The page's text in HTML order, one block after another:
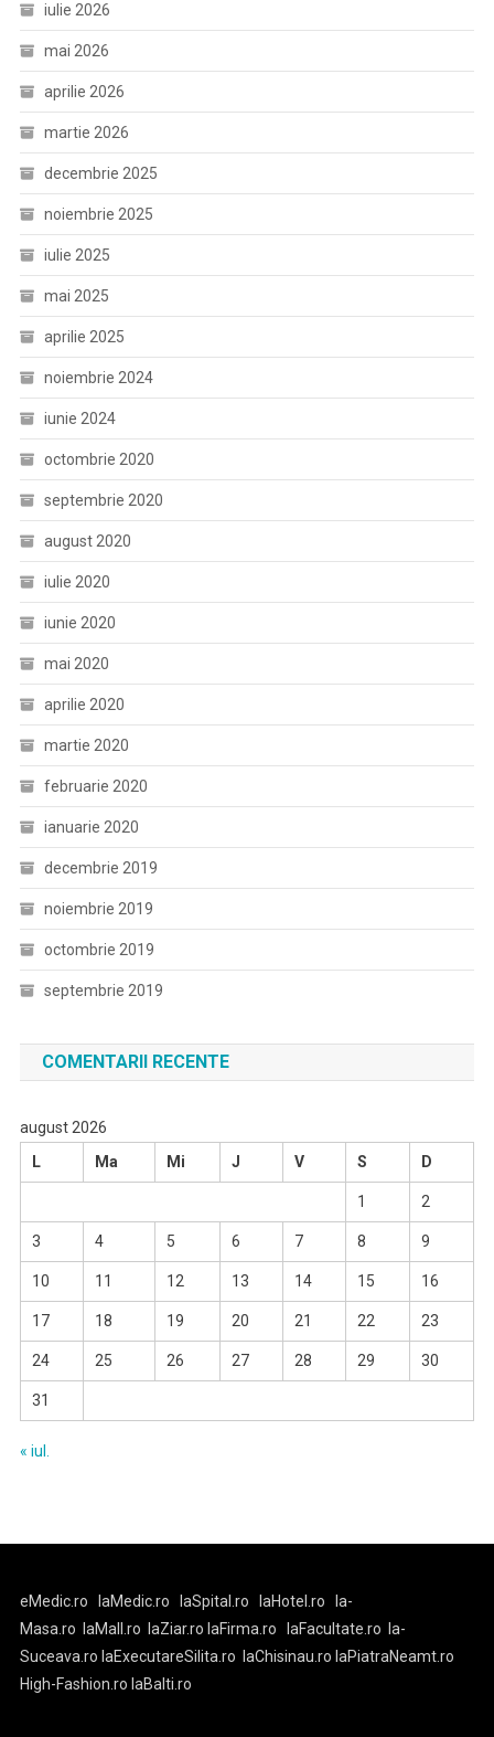
iulie 2026
mai 2026
aprilie 2026
martie 2026
decembrie 2025
noiembrie 2025
iulie 2025
mai 2025
aprilie 2025
noiembrie 2024
iunie 2024
octombrie 2020
septembrie 2020
august 2020
iulie 2020
iunie 2020
mai 2020
aprilie 2020
martie 2020
februarie 2020
ianuarie 2020
decembrie 2019
noiembrie 2019
octombrie 2019
septembrie 2019
COMENTARII RECENTE
august 2026
L
Ma Mi J V S D
1 2
3 4 5 6 7 8 9
10 11 12 13 14 15 16
17 18 19 20 21 22 23
24 25 26 27 28 29 30
31
« iul.
eMedic.ro laMedic.ro laSpital.ro laHotel.ro
la-
Masa.ro
laMall.ro laZiar.ro laFirma.ro laFacultate.ro
la-
Suceava.ro laExecutareSilita.ro laChisinau.ro laPiatraNeamt.ro
High-Fashion.ro laBalti.ro